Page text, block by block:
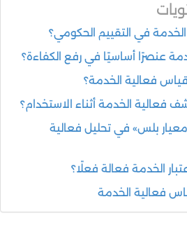
في التقييم الحكومي؟
عنصرًا أساسيًا في رفع الكفاءة؟
فعالية الخدمة؟
فعالية الخدمة أثناء الاستخدام؟
بلس» في تحليل فعالية
الخدمة فعالة فعلًا؟
فعالية الخدمة